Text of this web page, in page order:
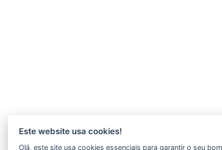
Este website usa cookies!
Olá, este site usa cookies essenciais para garantir o seu